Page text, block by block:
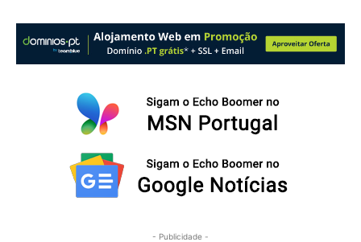
- Publicidade -